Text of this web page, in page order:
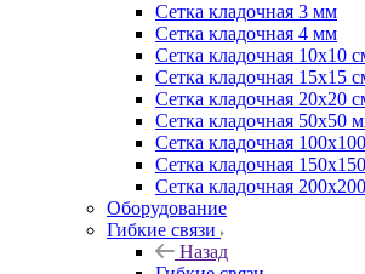
Сетка кладочная 3 мм
Сетка кладочная 4 мм
Сетка кладочная 10x10
Сетка кладочная 15x15
Сетка кладочная 20x20
Сетка кладочная 50x50
Сетка кладочная
Сетка кладочная
Сетка кладочная
Оборудование
Гибкие связи
Назад